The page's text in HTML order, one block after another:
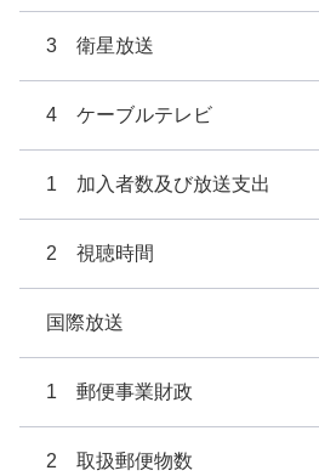
3 衛星放送
4 ケーブルテレビ
1 加入者数及び放送支出
2 視聴時間
国際放送
1 郵便事業財政
2 取扱郵便物数